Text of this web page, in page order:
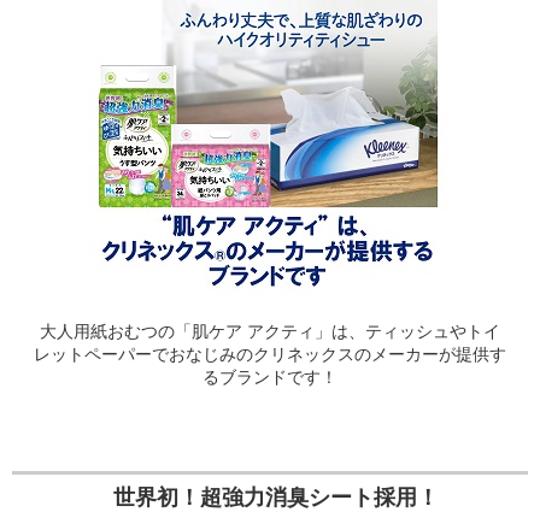
大人用紙おむつの「肌ケア アクティ」は、ティッシュやトイ
レットペーパーでおなじみのクリネックスのメーカーが提供す
るブランドです！
世界初！超強力消臭シート採用！